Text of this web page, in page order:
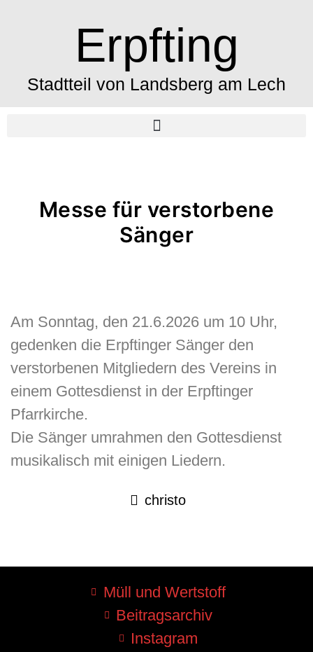
Erpfting
Stadtteil von Landsberg am Lech
Messe für verstorbene
Sänger
Am Sonntag, den 21.6.2026 um 10 Uhr,
gedenken die Erpftinger Sänger den
verstorbenen Mitgliedern des Vereins in
einem Gottesdienst in der Erpftinger
Pfarrkirche.
Die Sänger umrahmen den Gottesdienst
musikalisch mit einigen Liedern.
christo
Müll und Wertstoff
Beitragsarchiv
Instagram